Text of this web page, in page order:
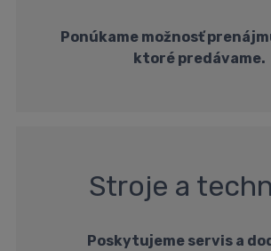
Ponúkame možnosť
ktoré predávame.
Stroje a
Poskytujeme servis a